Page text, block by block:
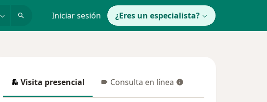
Iniciar sesión ¿Eres un especialista?
Visita presencial
Visita presencial Consulta en línea
Consulta en línea